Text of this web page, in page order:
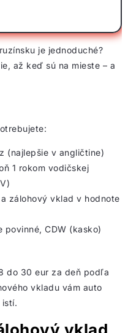
je jednoduché?
až keď sú na mieste – a
(najlepšie v angličtine)
1 rokom vodičskej
zálohový vklad v hodnote
povinné, CDW (kasko)
do 30 eur za deň podľa
vkladu vám auto
istí.